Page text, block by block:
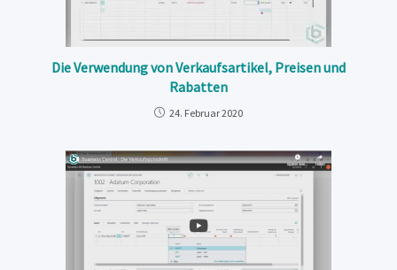
Die Verwendung von Verkaufsartikel, Preisen und
Rabatten
24. Februar 2020